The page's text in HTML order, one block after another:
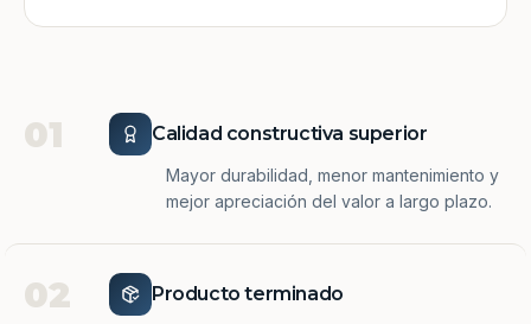
01 Calidad constructiva superior
Mayor durabilidad, menor mantenimiento y
mejor apreciación del valor a largo plazo.
02 Producto terminado